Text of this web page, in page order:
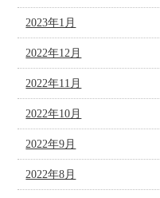
2023年1月
2022年12月
2022年11月
2022年10月
2022年9月
2022年8月